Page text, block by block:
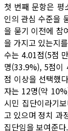
첫 번째 문항은 평
인의 관심 수준을
을 묻기 이전에 참
을 가지고 있는지
수는 4.01점(5점
명(33.9%), 5점이
점 이상을 선택했
자는 12명(약
시민 집단이라기
고 있으며 정치 과
집단임을 보여준다.